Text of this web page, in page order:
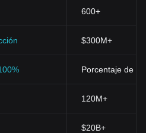
600+
$300M+
Porcentaje de
120M+
$20B+